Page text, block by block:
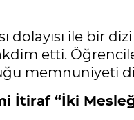
dolayısı ile bir
etti.
memnuniyeti
İtiraf “İki